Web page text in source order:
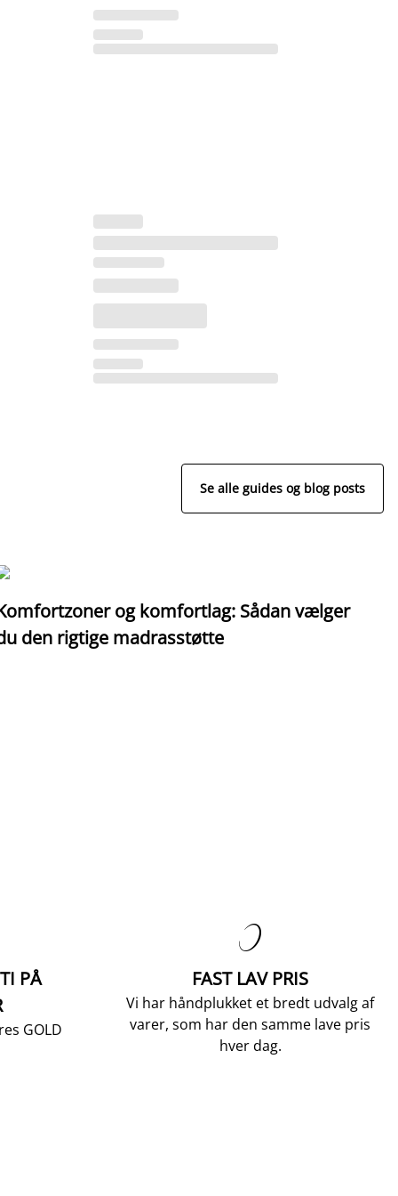
Se alle guides og blog posts
og komfortlag: Sådan vælger
den rigtige madrasstøtte
PÅ
GOLD

FAST LAV PRIS
Vi har håndplukket et bredt udvalg af
varer, som har den samme lave pris
hver dag.